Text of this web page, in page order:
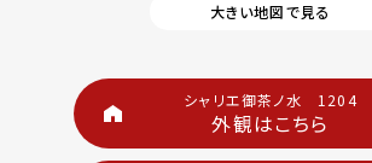
大きい地図で見る
シャリエ御茶ノ水 1204
外観はこちら